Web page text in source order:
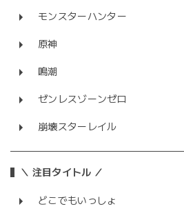
モンスターハンター
原神
鳴潮
ゼンレスゾーンゼロ
崩壊スターレイル
＼ 注目タイトル ／
どこでもいっしょ